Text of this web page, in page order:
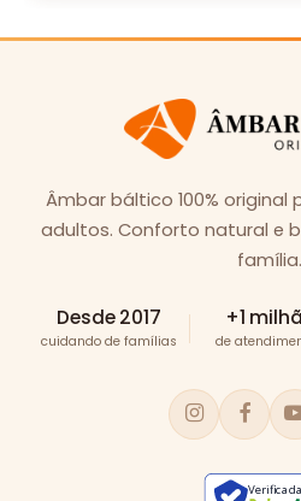
Âmbar báltico 100% original
adultos. Conforto natural e
família.
Desde 2017
cuidando de famílias
+1
de